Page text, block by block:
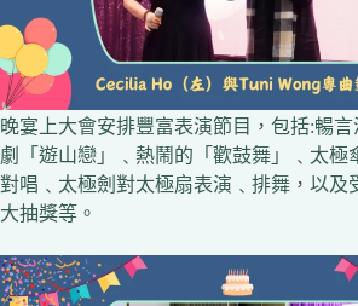
晚宴上大會安排豐富表演節目，包括:暢
劇「遊山戀」﹑熱鬧的「歡鼓舞」﹑太極
對唱﹑太極劍對太極扇表演﹑排舞，以及
大抽獎等。